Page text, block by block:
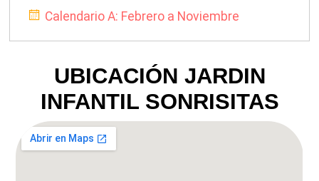
Calendario A: Febrero a Noviembre
UBICACIÓN JARDIN
INFANTIL SONRISITAS